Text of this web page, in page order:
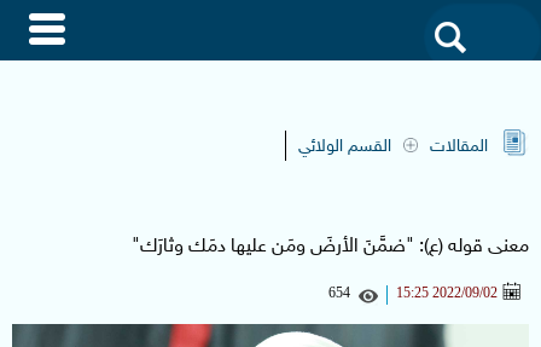
مواقعنا
المقالات القسم الولائي
معنى قوله (ع): "ضمَّنَ الأرضَ ومَن عليها دمَك وثارَك"
2022/09/02 15:25
654